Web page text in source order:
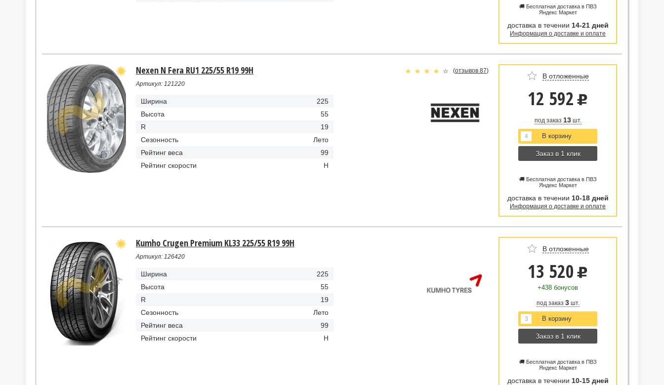
🚚 Бесплатная доставка в ПВЗ
Яндекс Маркет
доставка в течении 14-21 дней
Информация о доставке и оплате
Nexen N Fera RU1 225/55 R19 99H (отзывов 87)
Артикул: 121220
Ширина
225
Высота
55
R
19
Сезонность
Лето
Рейтинг веса
99
Рейтинг скорости
H
В отложенные
12 592 u
под заказ 13шт.
Заказ в 1 клик
🚚 Бесплатная доставка в ПВЗ
Яндекс Маркет
доставка в течении 10-18 дней
Информация о доставке и оплате
Kumho Crugen Premium KL33 225/55 R19 99H
Артикул: 126420
Ширина
225
Высота
55
R
19
Сезонность
Лето
Рейтинг веса
99
Рейтинг скорости
H
В отложенные
13 520 u
+438 бонусов
под заказ 3шт.
Заказ в 1 клик
🚚 Бесплатная доставка в ПВЗ
Яндекс Маркет
доставка в течении 10-15 дней